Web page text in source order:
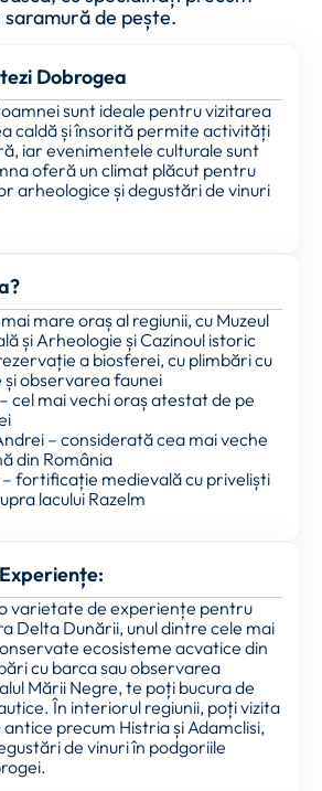
de pește.
Dobrogea
sunt ideale pentru vizitarea
caldă și însorită permite activități
iar evenimentele culturale sunt
oferă un climat plăcut pentru
arheologice și degustări de vinuri
mare oraș al regiunii, cu Muzeul
și Arheologie și Cazinoul istoric
a biosferei, cu plimbări cu
observarea faunei
cel mai vechi oraș atestat de pe
– considerată cea mai veche
din România
– fortificație medievală cu priveliști
lacului Razelm
varietate de experiențe pentru
Delta Dunării, unul dintre cele mai
ecosisteme acvatice din
cu barca sau observarea
Mării Negre, te poți bucura de
În interiorul regiunii, poți vizita
precum Histria și Adamclisi,
de vinuri în podgoriile